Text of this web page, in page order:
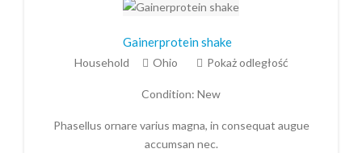
Gainerprotein shake
Household Ohio Pokaż odległość
Condition: New
Phasellus ornare varius magna, in consequat augue
accumsan nec.